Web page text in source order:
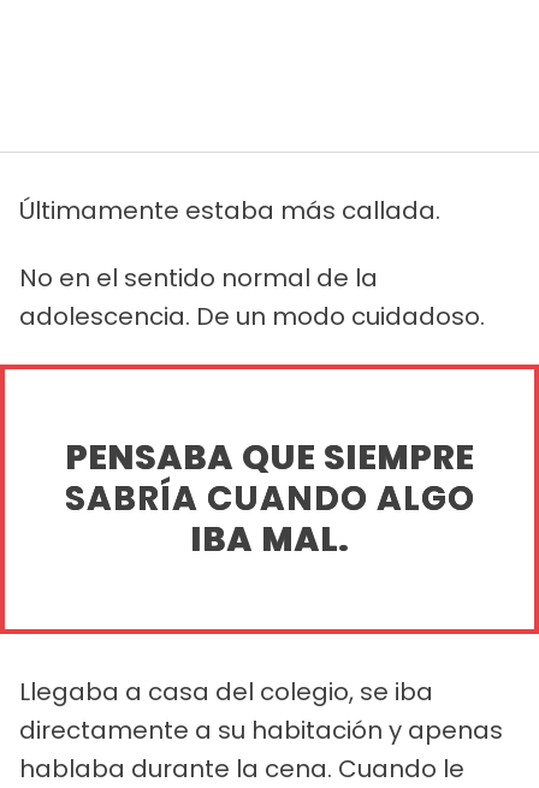
Últimamente estaba más callada.
No en el sentido normal de la
adolescencia. De un modo cuidadoso.
PENSABA QUE SIEMPRE
SABRÍA CUANDO ALGO
IBA MAL.
Llegaba a casa del colegio, se iba
directamente a su habitación y apenas
hablaba durante la cena. Cuando le